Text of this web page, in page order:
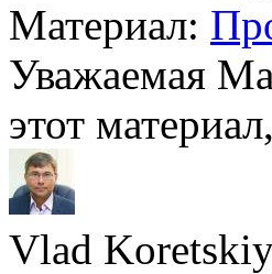
Материал:
Уважаемая
этот
Vlad